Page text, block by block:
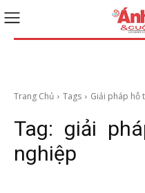
Trang Chủ Tags Giải pháp hỗ
Tag: giải
nghiệp